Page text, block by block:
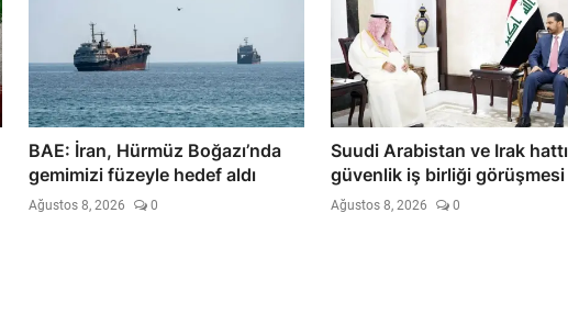
BAE: İran, Hürmüz Boğazı’nda
gemimizi füzeyle hedef aldı
Ağustos 8, 2026 0
Suudi Arabistan ve Irak
güvenlik iş birliği görüşmesi
Ağustos 8, 2026 0